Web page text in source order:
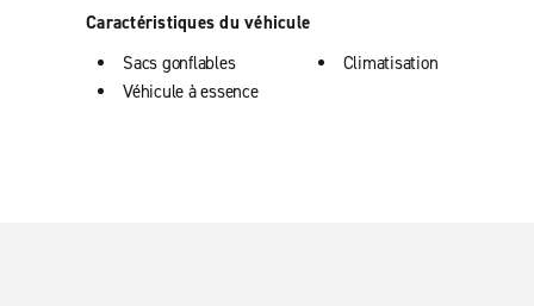
Caractéristiques du véhicule
Sacs gonflables
Véhicule à essence
Climatisation